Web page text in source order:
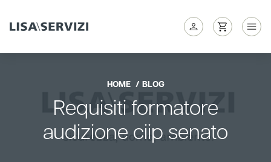
HOME BLOG
Requisiti formatore
audizione ciip senato